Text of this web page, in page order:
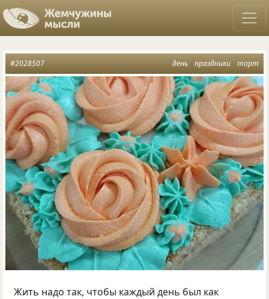
день праздники торт
#2028507
Жить надо так, чтобы каждый день был как